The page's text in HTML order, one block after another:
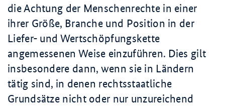
die Achtung der Menschenrechte in einer
ihrer Größe, Branche und Position in der
Liefer- und Wertschöpfungskette
angemessenen Weise einzuführen. Dies gilt
insbesondere dann, wenn sie in Ländern
tätig sind, in denen rechtsstaatliche
Grundsätze nicht oder nur unzureichend